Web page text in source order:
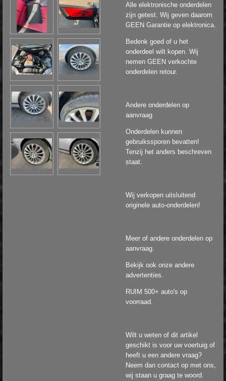
Alle elektronische onderdelen
zijn getest. Wij geven daarom
GEEN Garantie op elektronica.
Bedenk goed of u het
onderdeel wilt kopen. Wij
nemen GEEN verkochte
onderdelen retour.
Andere onderdelen op
aanvraag
Onderdelen kunnen
gebruikssporen bevatten!
Tenzij het anders beschreven
staat.
Wij verkopen uitsluitend
originele auto-onderdelen!
Meer of andere onderdelen op
aanvraag.
Bekijk ook onze andere
advertenties.
RUIM 500+ auto's op
voorraad.
Wilt u weten of dit artikel
geschikt is voor uw voertuig of
heeft u een andere vraag?
Neem dan contact op met ons,
wij staan u graag te woord.